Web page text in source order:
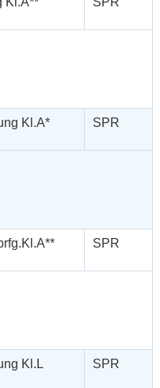
Kl.A* SPR
SPR
Kl.L SPR